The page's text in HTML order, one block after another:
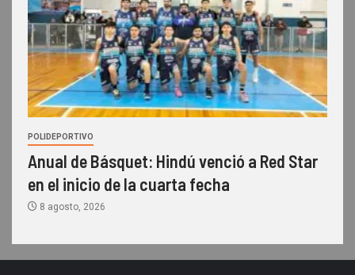
POLIDEPORTIVO
Anual de Básquet: Hindú venció a Red Star
en el inicio de la cuarta fecha
8 agosto, 2026